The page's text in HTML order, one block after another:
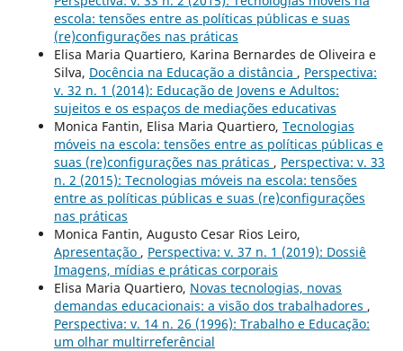
escola: tensões entre as políticas públicas e suas
(re)configurações nas práticas
Elisa Maria Quartiero, Karina Bernardes de Oliveira e
Silva, Docência na Educação a distância , Perspectiva:
v. 32 n. 1 (2014): Educação de Jovens e Adultos:
sujeitos e os espaços de mediações educativas
Monica Fantin, Elisa Maria Quartiero, Tecnologias
móveis na escola: tensões entre as políticas públicas e
suas (re)configurações nas práticas , Perspectiva: v. 33
n. 2 (2015): Tecnologias móveis na escola: tensões
entre as políticas públicas e suas (re)configurações
nas práticas
Monica Fantin, Augusto Cesar Rios Leiro,
Apresentação , Perspectiva: v. 37 n. 1 (2019): Dossiê
Imagens, mídias e práticas corporais
Elisa Maria Quartiero, Novas tecnologias, novas
demandas educacionais: a visão dos trabalhadores ,
Perspectiva: v. 14 n. 26 (1996): Trabalho e Educação:
um olhar multirreferêncial